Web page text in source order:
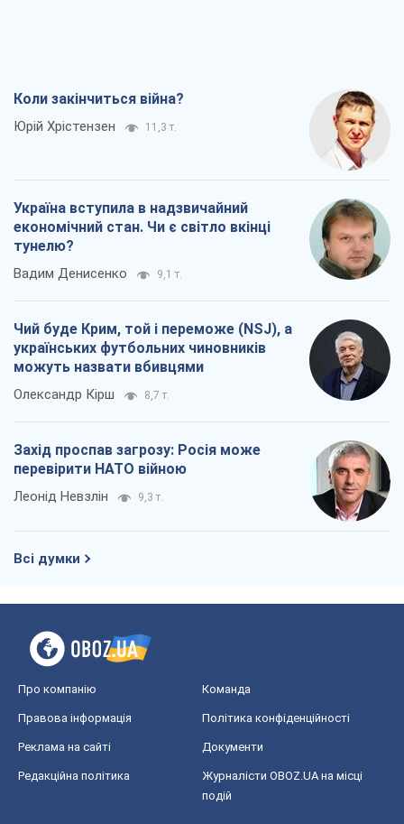
Коли закінчиться війна?
Юрій Хрістензен 11,3 т.
Україна вступила в надзвичайний
економічний стан. Чи є світло вкінці
тунелю?
Вадим Денисенко 9,1 т.
Чий буде Крим, той і переможе (NSJ), а
українських футбольних чиновників
можуть назвати вбивцями
Олександр Кірш 8,7 т.
Захід проспав загрозу: Росія може
перевірити НАТО війною
Леонід Невзлін 9,3 т.
Всі думки
Про компанію Команда
Правова інформація Політика конфіденційності
Реклама на сайті Документи
Редакційна політика
Журналісти OBOZ.UA на місці
подій